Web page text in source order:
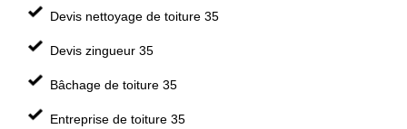
Devis nettoyage de toiture 35
Devis zingueur 35
Bâchage de toiture 35
Entreprise de toiture 35